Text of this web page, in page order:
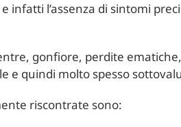
infatti l’assenza di sintomi
gonfiore, perdite
e quindi molto spesso
riscontrate sono: